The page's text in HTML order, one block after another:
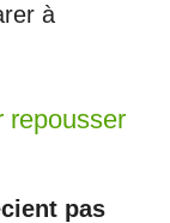
à
repousser
pas